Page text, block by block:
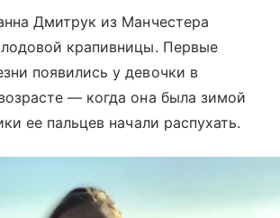
Дмитрук из Манчестера
крапивницы. Первые
появились у девочки в
— когда она была зимой
ее пальцев начали распухать.